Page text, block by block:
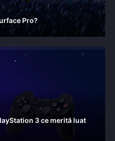
Pro?
3 ce merită luat